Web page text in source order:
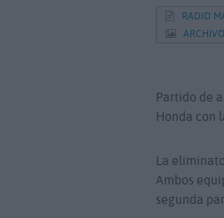
RADIO
ARCHIVO
Partido de
Honda con
La
Ambos
segunda